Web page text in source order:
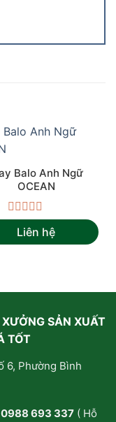
Balo Anh Ngữ
OCEAN
Được
xếp
hạng
Liên hệ
SẢN XUẤT
TỐT
6, Phường Bình
0988 693 337 ( Hỗ